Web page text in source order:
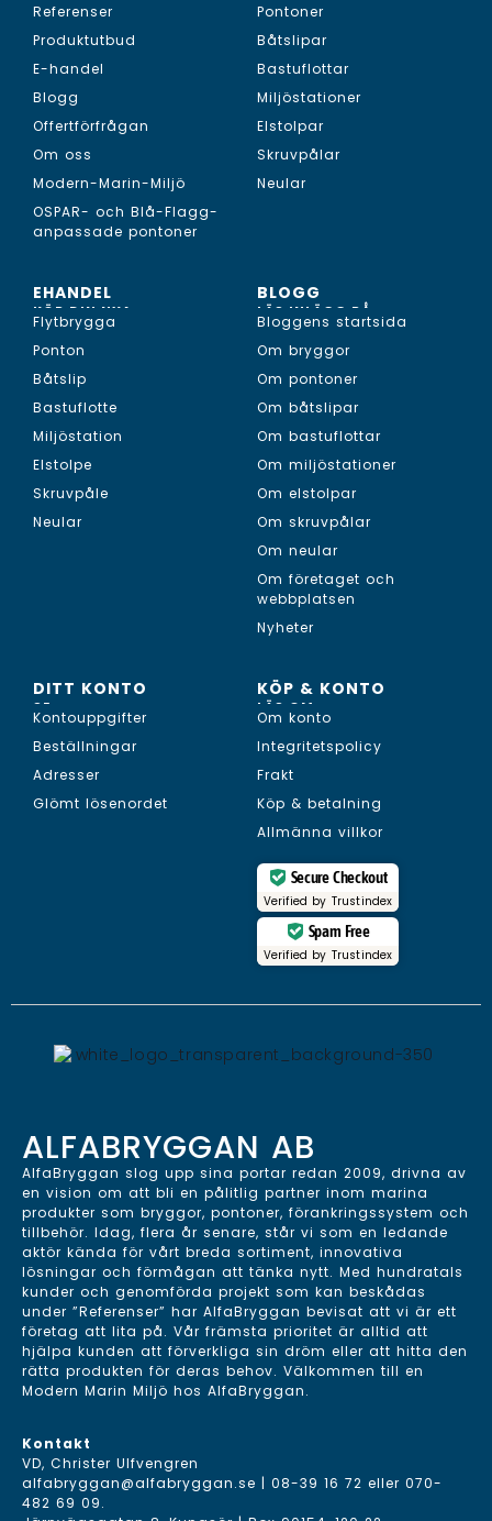
Referenser
Produktutbud
E-handel
Blogg
Offertförfrågan
Om oss
Modern-Marin-Miljö
OSPAR- och Blå-Flagg-
anpassade pontoner
Pontoner
Båtslipar
Bastuflottar
Miljöstationer
Elstolpar
Skruvpålar
Neular
EHANDEL
KÖP DIN NYA...
Flytbrygga
Ponton
Båtslip
Bastuflotte
Miljöstation
Elstolpe
Skruvpåle
Neular
BLOGG
LÄS INLÄGG PÅ...
Bloggens startsida
Om bryggor
Om pontoner
Om båtslipar
Om bastuflottar
Om miljöstationer
Om elstolpar
Om skruvpålar
Om neular
Om företaget och
webbplatsen
Nyheter
DITT KONTO
SE...
Kontouppgifter
Beställningar
Adresser
Glömt lösenordet
KÖP & KONTO
LÄS OM...
Om konto
Integritetspolicy
Frakt
Köp & betalning
Allmänna villkor
Secure Checkout
Verified by Trustindex
Spam Free
Verified by Trustindex
ALFABRYGGAN AB
AlfaBryggan slog upp sina portar redan 2009, drivna av
en vision om att bli en pålitlig partner inom marina
produkter som bryggor, pontoner, förankringssystem och
tillbehör. Idag, flera år senare, står vi som en ledande
aktör kända för vårt breda sortiment, innovativa
lösningar och förmågan att tänka nytt. Med hundratals
kunder och genomförda projekt som kan beskådas
under ”Referenser” har AlfaBryggan bevisat att vi är ett
företag att lita på. Vår främsta prioritet är alltid att
hjälpa kunden att förverkliga sin dröm eller att hitta den
rätta produkten för deras behov. Välkommen till en
Modern Marin Miljö hos AlfaBryggan.
Kontakt
VD, Christer Ulfvengren
alfabryggan@alfabryggan.se | 08-39 16 72 eller 070-
482 69 09.